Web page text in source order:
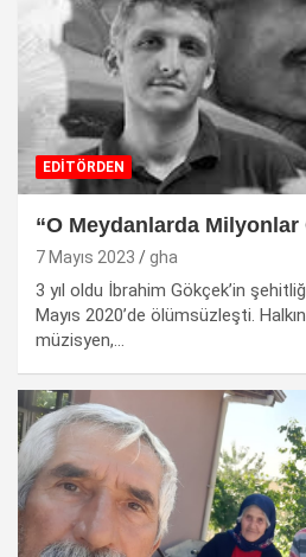
EDİTÖRDEN
“O Meydanlarda Milyonlar
7 Mayıs 2023 gha
3 yıl oldu İbrahim Gökçek’in
Mayıs 2020’de ölümsüzleşti.
müzisyen,…